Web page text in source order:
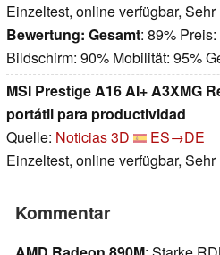
Einzeltest, online verfügbar,
Bewertung: Gesamt: 89%
Bildschirm: 90% Mobilität: 95%
MSI Prestige A16 AI+ A3XMG
portátil para productividad
Quelle: Noticias 3D
ES→DE
Einzeltest, online verfügbar,
Kommentar